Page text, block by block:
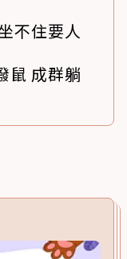
不住要人
鼠 成群躺